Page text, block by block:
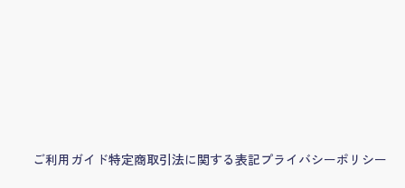
ご利用ガイド特定商取引法に関する表記プライバシーポリシー